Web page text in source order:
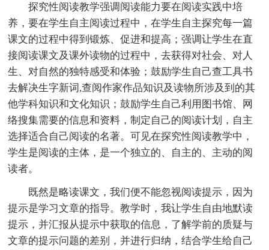
探究性阅读教学强调阅读能力要在阅读实践中培
养，要在学生自主阅读过程中，在学生自主探究每一篇
课文的过程中得到锻炼、促进和提高；强调让学生在直
接阅读课文及课外读物的过程中，去获得对社会、对人
生、对自然的独特感受和体验；鼓励学生自己查工具书
去解决生字新词,查阅作家作品知识及读物所涉及到的其
他学科知识和文化知识；鼓励学生自己利用图书馆、网
络搜集需要的信息和资料，制定自己的阅读计划，自主
选择适合自己阅读的名著。可见在探究性阅读教学中，
学生是阅读的主体，是一个独立的、自主的、主动的阅
读者。
既然是略读课文，我们便不能忽视阅读提示，因为
提示是学习文章的指导。教学时，我让学生自由地默读
提示，并汇报从提示中获取的信息，了解学前的质疑与
文章的提示问题的差别，并进行归纳，结合学生给自己